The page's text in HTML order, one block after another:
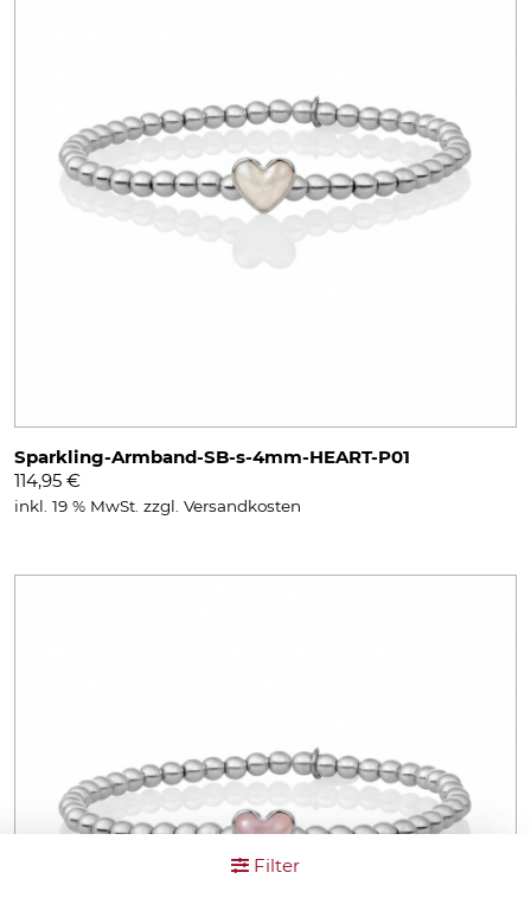
Sparkling-Armband-SB-s-4mm-HEART-P01
114,95 €
inkl. 19 % MwSt. zzgl. Versandkosten
Filter